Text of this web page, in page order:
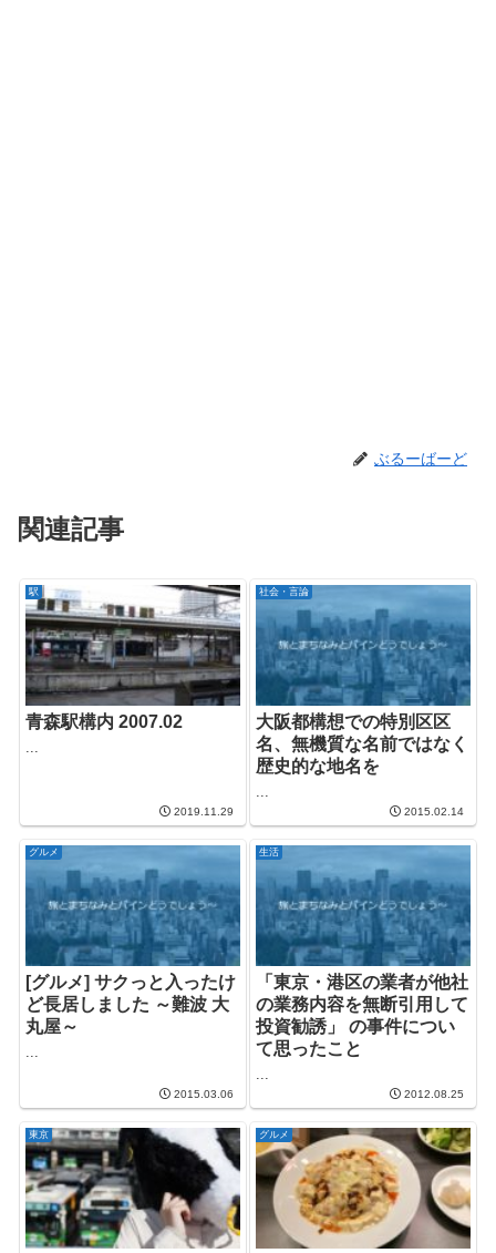
ぶるーばーど
関連記事
駅
青森駅構内 2007.02
...
2019.11.29
社会・言論
大阪都構想での特別区区
名、無機質な名前ではなく
歴史的な地名を
...
2015.02.14
グルメ
[グルメ] サクっと入ったけ
ど長居しました ～難波 大
丸屋～
2015.03.06
生活
「東京・港区の業者が他社
の業務内容を無断引用して
投資勧誘」 の事件につい
て思ったこと
2012.08.25
東京 グルメ